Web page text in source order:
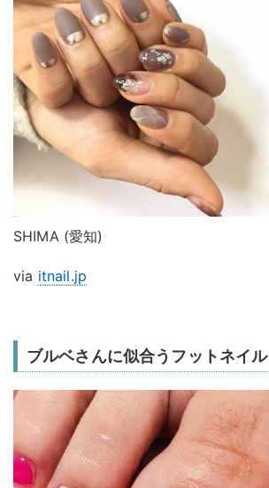
SHIMA (愛知)
via itnail.jp
ブルベさんに似合うフットネイル